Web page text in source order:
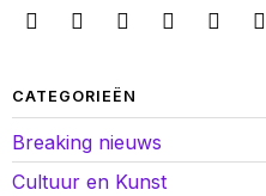
CATEGORIEËN
Breaking nieuws
Cultuur en Kunst